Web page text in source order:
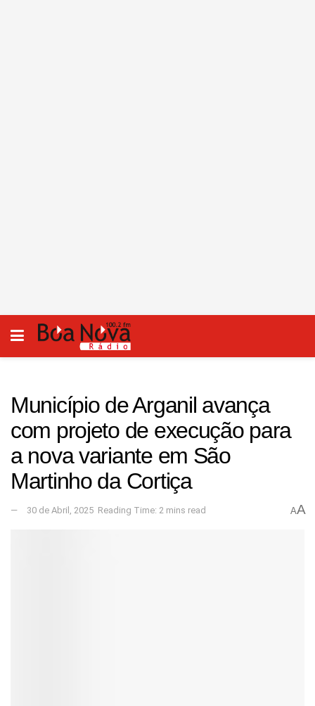
Município de Arganil avança
com projeto de execução para
a nova variante em São
Martinho da Cortiça
30 de Abril, 2025 Reading Time: 2 mins read AA